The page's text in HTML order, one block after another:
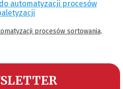
procesów sortowania,